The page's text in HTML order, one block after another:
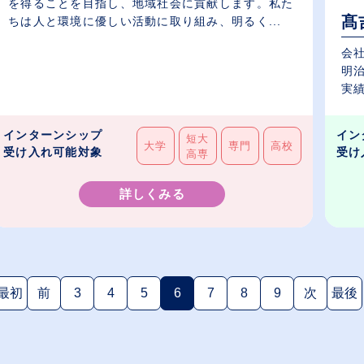
を得ることを目指し、地域社会に貢献します。私た
ちは人と環境に優しい活動に取り組み、明るく...
インターンシップ
受け入れ可能対象
大学
短大
高専
専門 高校
詳しくみる
髙
会
明
実
イ
受け
初 前 3 4 5 6(現在のページ)
7 8 9 次 最後